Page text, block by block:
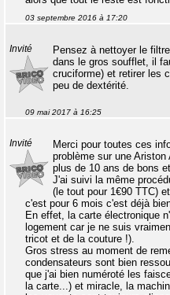
03 septembre 2016 à 17:20
Invité
Pensez à nettoyer le
dans le gros soufflet, il
cruciforme) et retirer les
peu de dextérité.
09 mai 2017 à 16:25
Invité
Merci pour toutes ces
problème sur une
plus de 10 ans de bons
J'ai suivi la même
(le tout pour 1€90 TTC)
c'est pour 6 mois c'est déjà
En effet, la carte électronique
logement car je ne suis
tricot et de la couture !).
Gros stress au moment de
condensateurs sont bien
que j'ai bien numéroté les
la carte...) et miracle, la